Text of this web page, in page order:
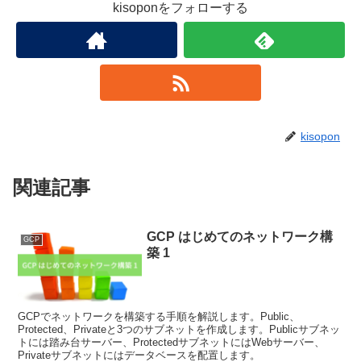
kisoponをフォローする
kisopon
関連記事
GCP
GCP はじめてのネットワーク構
築 1
GCPでネットワークを構築する手順を解説します。Public、
Protected、Privateと3つのサブネットを作成します。Publicサブネッ
トには踏み台サーバー、ProtectedサブネットにはWebサーバー、
Privateサブネットにはデータベースを配置します。